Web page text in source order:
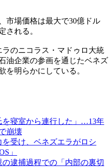
市場価格は最大で30億ドル
される。
ラのニコラス・マドゥロ大統
油企業の参画を通じたベネズ
を明らかにしている。
を寝室から連行した」…13年
崩壊
を受け、ベネズエラがロシ
」
逮捕過程での「内部の裏切